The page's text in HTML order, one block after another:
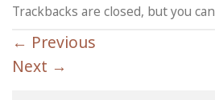
Trackbacks are closed, but you can
← Previous
Next →